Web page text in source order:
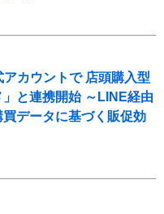
カウントで 店頭購入型
と連携開始 ～LINE経由
データに基づく販促効